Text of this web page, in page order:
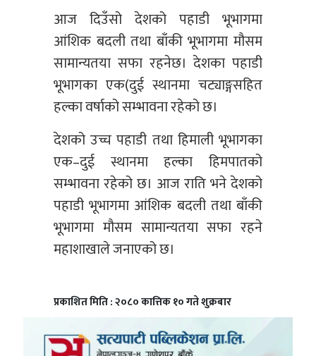
आज दिउँसो देशको पहाडी भूभागमा
आंशिक बदली तथा बाँकी भूभागमा मौसम
सामान्यतया सफा रहनेछ। देशका पहाडी
भूभागका एक(दुई स्थानमा चट्याङ्गसहित
हल्का वर्षाको सम्भावना रहेको छ।
देशको उच्च पहाडी तथा हिमाली भूभागका
एक–दुई स्थानमा हल्का हिमपातको
सम्भावना रहेको छ। आज राति भने देशको
पहाडी भूभागमा आंशिक बदली तथा बाँकी
भूभागमा मौसम सामान्यतया सफा रहने
महाशाखाले जनाएको छ।
प्रकाशित मिति : २०८० कात्तिक १० गते शुक्रबार